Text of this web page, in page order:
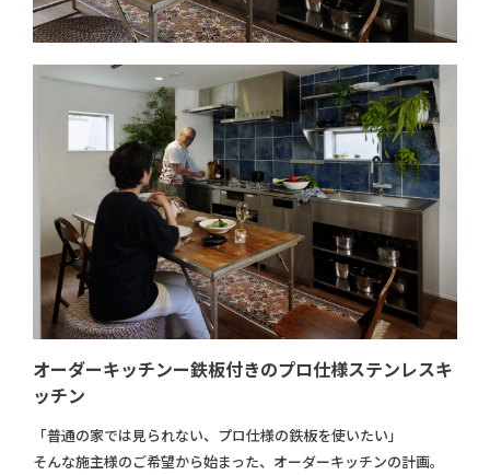
オーダーキッチンー鉄板付きのプロ仕様ステンレスキ
ッチン
「普通の家では見られない、プロ仕様の鉄板を使いたい」
そんな施主様のご希望から始まった、オーダーキッチンの計画。